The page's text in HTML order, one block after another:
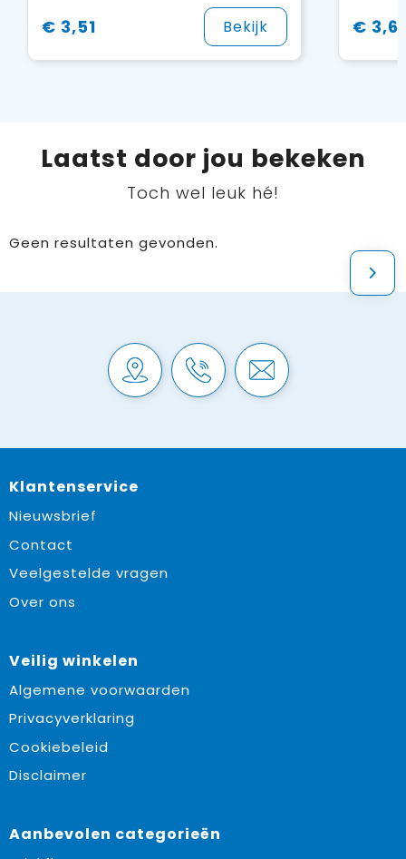
€ 3,51 Bekijk €
Laatst door jou bekeken
Toch wel leuk hé!
Geen resultaten gevonden.
Klantenservice
Nieuwsbrief
Contact
Veelgestelde vragen
Over ons
Veilig winkelen
Algemene voorwaarden
Privacyverklaring
Cookiebeleid
Disclaimer
Aanbevolen categorieën